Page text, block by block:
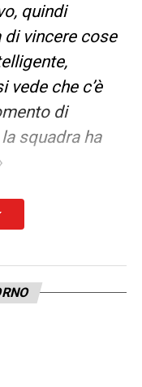
quindi
di vincere cose
che c’è
di
squadra ha
TOP NEWS